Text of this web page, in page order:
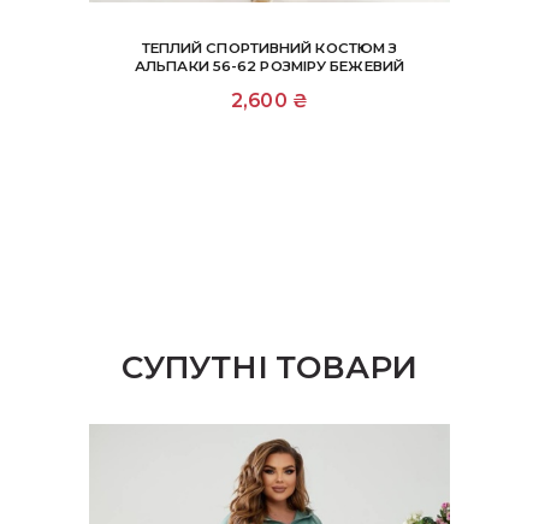
ТЕПЛИЙ СПОРТИВНИЙ КОСТЮМ З
АЛЬПАКИ 56-62 РОЗМІРУ БЕЖЕВИЙ
2,600 ₴
СУПУТНІ ТОВАРИ